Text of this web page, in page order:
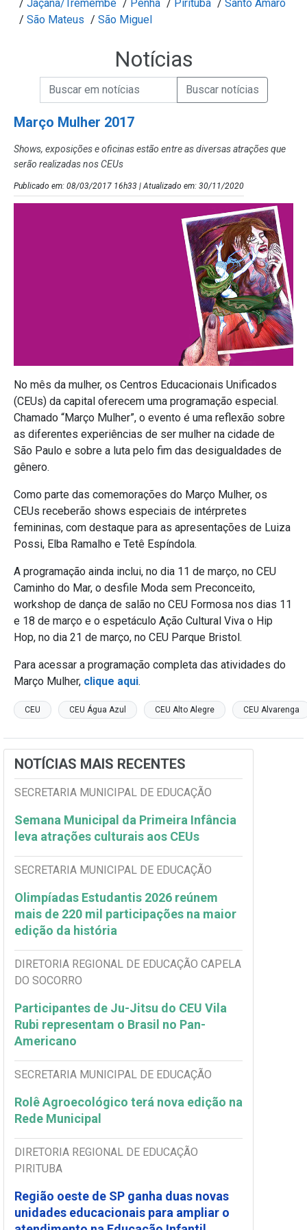
/ Jaçanã/Tremembé / Penha / Pirituba / Santo Amaro
/ São Mateus / São Miguel
Notícias
Campo de Busca de Notícias
Campo de Busca de informaçõesEnviar a Busca de Notícias
Março Mulher 2017
Shows, exposições e oficinas estão entre as diversas atrações que
serão realizadas nos CEUs
Publicado em: 08/03/2017 16h33 | Atualizado em: 30/11/2020
No mês da mulher, os Centros Educacionais Unificados
(CEUs) da capital oferecem uma programação especial.
Chamado “Março Mulher”, o evento é uma reflexão sobre
as diferentes experiências de ser mulher na cidade de
São Paulo e sobre a luta pelo fim das desigualdades de
gênero.
Como parte das comemorações do Março Mulher, os
CEUs receberão shows especiais de intérpretes
femininas, com destaque para as apresentações de Luiza
Possi, Elba Ramalho e Tetê Espíndola.
A programação ainda inclui, no dia 11 de março, no CEU
Caminho do Mar, o desfile Moda sem Preconceito,
workshop de dança de salão no CEU Formosa nos dias 11
e 18 de março e o espetáculo Ação Cultural Viva o Hip
Hop, no dia 21 de março, no CEU Parque Bristol.
Para acessar a programação completa das atividades do
Março Mulher, clique aqui.
CEU CEU Água Azul CEU Alto Alegre CEU Alvarenga
NOTÍCIAS MAIS RECENTES
SECRETARIA MUNICIPAL DE EDUCAÇÃO
Semana Municipal da Primeira Infância
leva atrações culturais aos CEUs
SECRETARIA MUNICIPAL DE EDUCAÇÃO
Olimpíadas Estudantis 2026 reúnem
mais de 220 mil participações na maior
edição da história
DIRETORIA REGIONAL DE EDUCAÇÃO CAPELA
DO SOCORRO
Participantes de Ju-Jitsu do CEU Vila
Rubi representam o Brasil no Pan-
Americano
SECRETARIA MUNICIPAL DE EDUCAÇÃO
Rolê Agroecológico terá nova edição na
Rede Municipal
DIRETORIA REGIONAL DE EDUCAÇÃO
PIRITUBA
Região oeste de SP ganha duas novas
unidades educacionais para ampliar o